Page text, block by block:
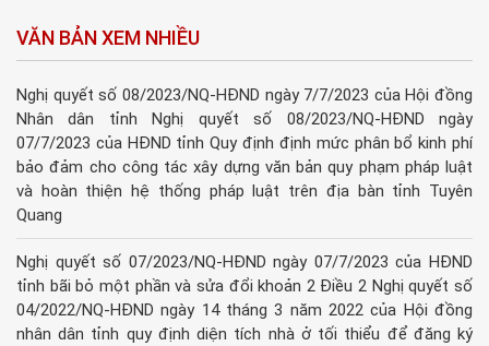
VĂN BẢN XEM NHIỀU
Nghị quyết số 08/2023/NQ-HĐND ngày 7/7/2023 của Hội đồng
Nhân dân tỉnh Nghị quyết số 08/2023/NQ-HĐND ngày
07/7/2023 của HĐND tỉnh Quy định định mức phân bổ kinh phí
bảo đảm cho công tác xây dựng văn bản quy phạm pháp luật
và hoàn thiện hệ thống pháp luật trên địa bàn tỉnh Tuyên
Quang
Nghị quyết số 07/2023/NQ-HĐND ngày 07/7/2023 của HĐND
tỉnh bãi bỏ một phần và sửa đổi khoản 2 Điều 2 Nghị quyết số
04/2022/NQ-HĐND ngày 14 tháng 3 năm 2022 của Hội đồng
nhân dân tỉnh quy định diện tích nhà ở tối thiểu để đăng ký